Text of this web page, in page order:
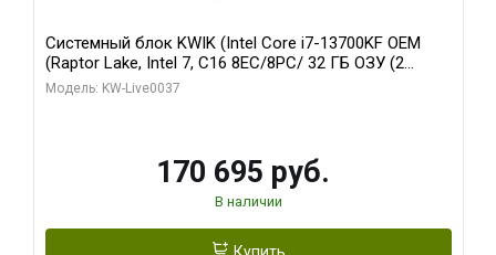
Системный блок KWIK (Intel Core i7-13700KF OEM
(Raptor Lake, Intel 7, C16 8EC/8PC/ 32 ГБ ОЗУ (2
модуля)/ Gigabyte RTX5070 AERO OC 12GB GDDR7
Модель: KW-Live0037
170 695 руб.
В наличии